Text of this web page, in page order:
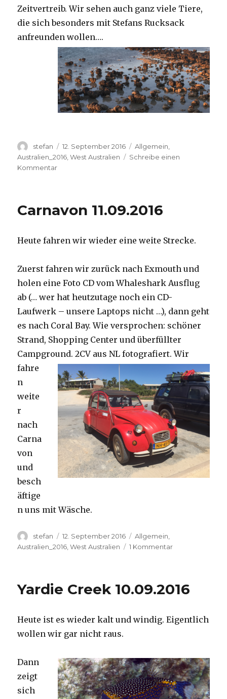
Zeitvertreib. Wir sehen auch ganz viele Tiere,
die sich besonders mit Stefans Rucksack
anfreunden wollen….
Autor
stefan
Veröffentlicht
am
12. September 2016 Kategorien
Allgemein
Australien_2016 ,West Australien
Schreibe einen
Kommentarzu
Carnavon 11.09.2016
Heute fahren wir wieder eine weite Strecke.
Zuerst fahren wir zurück nach Exmouth und
holen eine Foto CD vom Whaleshark Ausflug
ab (… wer hat heutzutage noch ein CD-
Laufwerk – unsere Laptops nicht …), dann geht
es nach Coral Bay. Wie versprochen: schöner
Strand, Shopping Center und überfüllter
Campground.2CV aus NL fotografiert. Wir
fahre
n
weite
r
nach
Carna
von
und
besch
äftige
n uns mit Wäsche.
Autor
stefan
Veröffentlicht
am
12. September 2016 Kategorien
Allgemein
Australien_2016 ,West Australien 1 Kommentarzu
Yardie Creek 10.09.2016
Heute ist es wieder kalt und windig. Eigentlich
wollen wir gar nicht raus.
Dann
zeigt
sich